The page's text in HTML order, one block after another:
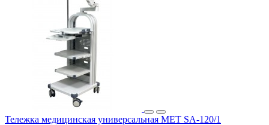
Тележка медицинская универсальная МЕТ SA-120/1